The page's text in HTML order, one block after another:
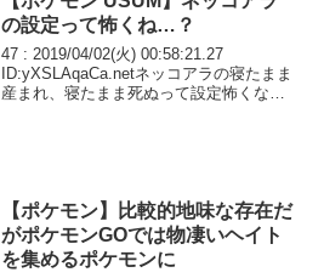
の設定って怖くね…？
47 : 2019/04/02(火) 00:58:21.27
ID:yXSLAqaCa.netネッコアラの寝たまま
産まれ、寝たまま死ぬって設定怖くな
【ポケモン】比較的地味な存在だ
がポケモンGOでは物凄いヘイト
を集めるポケモンに